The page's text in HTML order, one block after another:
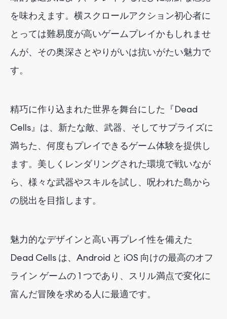
を味わえます。横スクロールアクション初心者に
とっては難易度が高いゲームプレイかもしれませ
んが、その奥深さとやりがいは抗いがたい魅力で
す。
精巧に作り込まれた世界を舞台にした『Dead
Cells』は、新たな敵、武器、そしてサプライズに
満ちた、何度もプレイできるゲーム体験を提供し
ます。美しくレンダリングされた環境で戦いなが
ら、様々な武器やスキルを試し、呪われた島から
の脱出を目指します。
魅力的なデザインと高い再プレイ性を備えた
Dead Cells は、Android と iOS 向けの最高のオフ
ライン ゲームの 1 つであり、スリル満点で変化に
富んだ冒険を求める人に最適です。